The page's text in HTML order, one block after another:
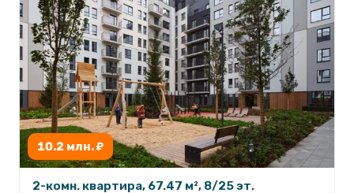
10.2 млн. ₽
2-комн. квартира, 67.47 м², 8/25 эт.